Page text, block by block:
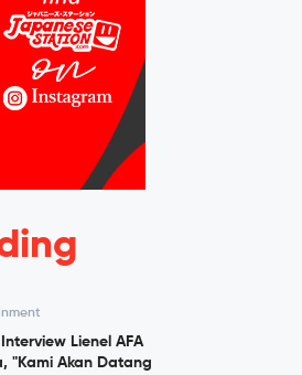
Lienel AFA
"Kami Akan Datang